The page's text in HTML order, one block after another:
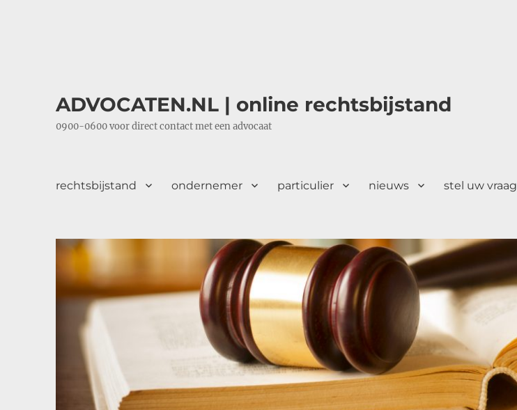
ADVOCATEN.NL | online rechtsbijstand
0900-0600 voor direct contact met een advocaat
rechtsbijstand ondernemer particulier nieuws stel uw vraag